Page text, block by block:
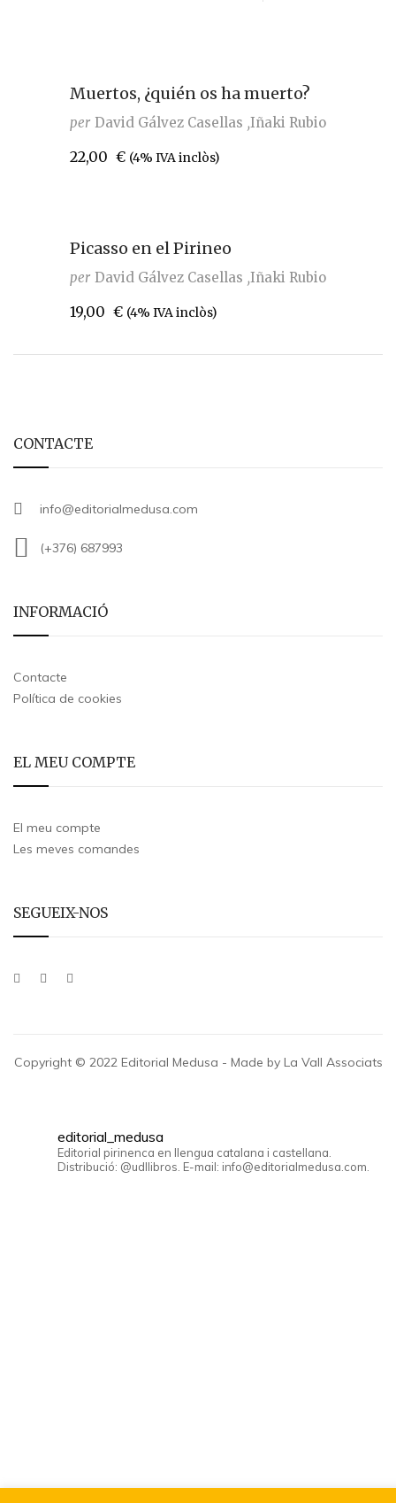
Muertos, ¿quién os ha muerto?
per David Gálvez Casellas Iñaki Rubio
22,00 € (4% IVA inclòs)
Picasso en el Pirineo
per David Gálvez Casellas Iñaki Rubio
19,00 € (4% IVA inclòs)
CONTACTE
info@editorialmedusa.com
(+376) 687993
INFORMACIÓ
Contacte
Política de cookies
EL MEU COMPTE
El meu compte
Les meves comandes
SEGUEIX-NOS
Copyright © 2022 Editorial Medusa - Made by La Vall Associats
editorial_medusa
Editorial pirinenca en llengua catalana i castellana.
Distribució: @udllibros. E-mail: info@editorialmedusa.com.